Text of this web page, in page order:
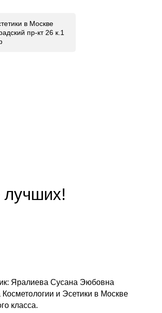
в Москве
пр-кт 26 к.1
лучших!
Яралиева Сусана Эюбовна
и Эсетики в Москве
класса.